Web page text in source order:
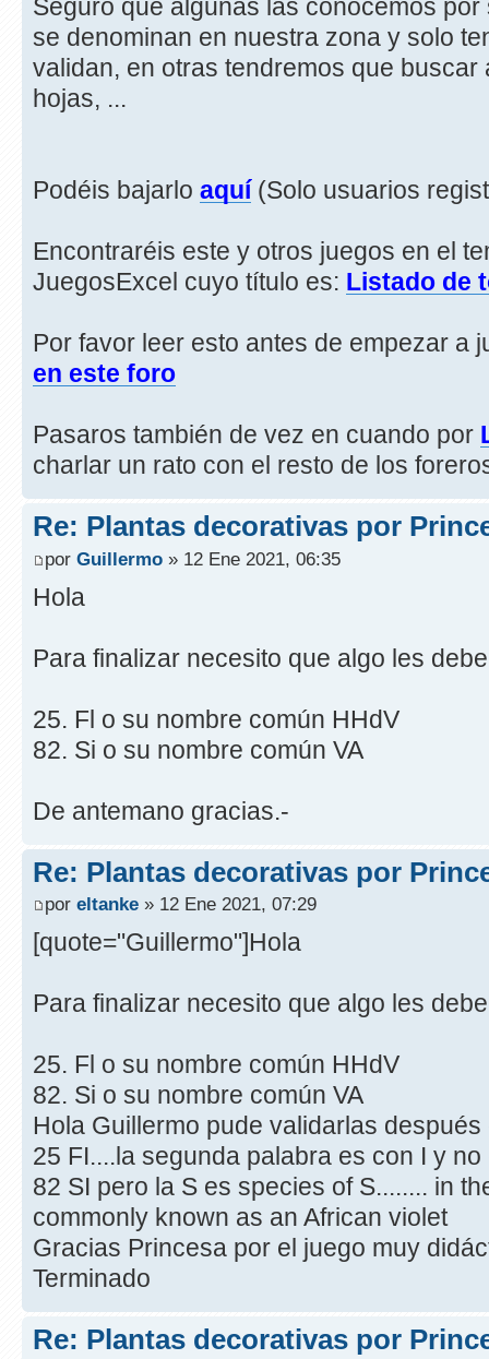
Seguro que algunas las conocemos
se denominan en nuestra zona y solo
validan, en otras tendremos que buscar
hojas, ...
Podéis bajarlo aquí(Solo usuarios
Encontraréis este y otros juegos en el
JuegosExcel cuyo título es: Listado de
Por favor leer esto antes de empezar a
en este foro
Pasaros también de vez en cuando por
charlar un rato con el resto de los
Re: Plantas decorativas por
por Guillermo » 12 Ene 2021, 06:35
Hola
Para finalizar necesito que algo les
25. Fl o su nombre común HHdV
82. Si o su nombre común VA
De antemano gracias.-
Re: Plantas decorativas por
por eltanke » 12 Ene 2021, 07:29
[quote="Guillermo"]Hola
Para finalizar necesito que algo les
25. Fl o su nombre común HHdV
82. Si o su nombre común VA
Hola Guillermo pude validarlas
25 FI....la segunda palabra es con I y no
82 SI pero la S es species of S........ in
commonly known as an African violet
Gracias Princesa por el juego muy
Terminado
Re: Plantas decorativas por